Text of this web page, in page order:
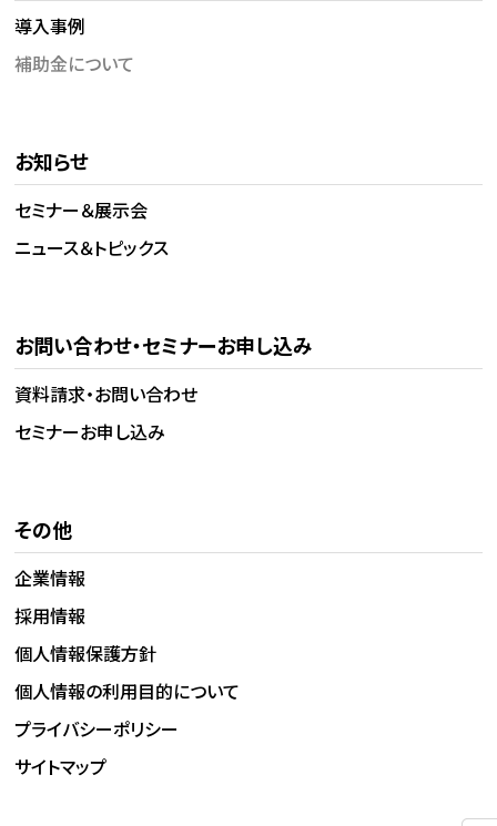
導入事例
補助金について
お知らせ
セミナー＆展示会
ニュース＆トピックス
お問い合わせ・セミナーお申し込み
資料請求・お問い合わせ
セミナーお申し込み
その他
企業情報
採用情報
個人情報保護方針
個人情報の利用目的について
プライバシーポリシー
サイトマップ